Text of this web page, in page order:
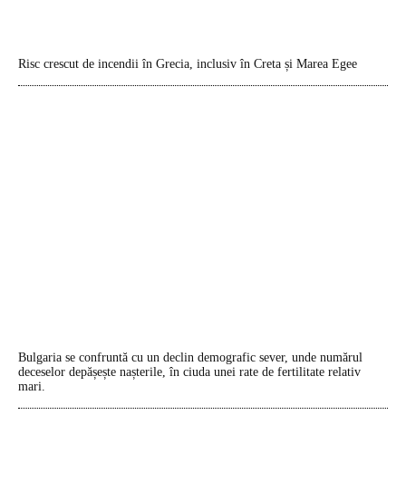
Risc crescut de incendii în Grecia, inclusiv în Creta și Marea Egee
Bulgaria se confruntă cu un declin demografic sever, unde numărul
deceselor depășește nașterile, în ciuda unei rate de fertilitate relativ
mari.